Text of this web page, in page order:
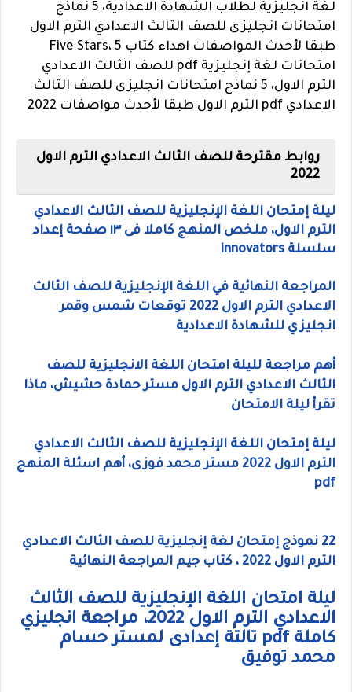
لغة انجليزية لطلاب الشهادة الاعدادية، 5 نماذج
امتحانات انجليزى للصف الثالث الاعدادي الترم الاول
طبقا لأحدث المواصفات اهداء كتاب Five Stars، 5
امتحانات لغة إنجليزية pdf للصف الثالث الاعدادي
الترم الاول، 5 نماذج امتحانات انجليزى للصف الثالث
الاعدادي pdf الترم الاول طبقا لأحدث مواصفات 2022
روابط مقترحة للصف الثالث الاعدادي الترم الاول
2022
ليلة إمتحان اللغة الإنجليزية للصف الثالث الاعدادي
الترم الاول، ملخص المنهج كاملا فى ١٣ صفحة إعداد
سلسلة innovators
المراجعة النهائية في اللغة الإنجليزية للصف الثالث
الاعدادي الترم الاول 2022 توقعات شمس وقمر
انجليزي للشهادة الاعدادية
أهم مراجعة لليلة امتحان اللغة الانجليزية للصف
الثالث الاعدادي الترم الاول مستر حمادة حشيش، ماذا
تقرأ ليلة الامتحان
ليلة إمتحان اللغة الإنجليزية للصف الثالث الاعدادي
الترم الاول 2022 مستر محمد فوزى، أهم اسئلة المنهج
pdf
22 نموذج إمتحان لغة إنجليزية للصف الثالث الاعدادي
الترم الاول 2022 ، كتاب جيم المراجعة النهائية
ليلة امتحان اللغة الإنجليزية للصف الثالث
الاعدادي الترم الاول 2022، مراجعة انجليزي
كاملة pdf تالتة إعدادى لمستر حسام
محمد توفيق